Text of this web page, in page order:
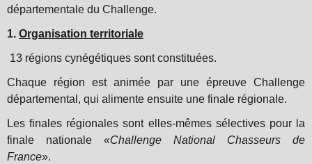
départementale du Challenge.
1. Organisation territoriale
13 régions cynégétiques sont constituées.
Chaque région est animée par une épreuve Challenge
départemental, qui alimente ensuite une finale régionale.
Les finales régionales sont elles-mêmes sélectives pour la
finale nationale «Challenge National Chasseurs de
France».